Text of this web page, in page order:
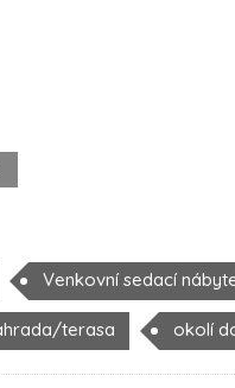
Venkovní sedací
terasa okolí